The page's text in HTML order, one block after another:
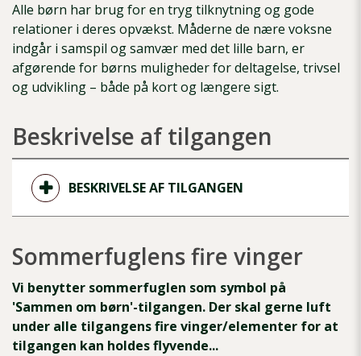
Alle børn har brug for en tryg tilknytning og gode
relationer i deres opvækst. Måderne de nære voksne
indgår i samspil og samvær med det lille barn, er
afgørende for børns muligheder for deltagelse, trivsel
og udvikling – både på kort og længere sigt.
Beskrivelse af tilgangen
BESKRIVELSE AF TILGANGEN
Sommerfuglens fire vinger
Vi benytter sommerfuglen som symbol på
'Sammen om børn'-tilgangen. Der skal gerne luft
under alle tilgangens fire vinger/elementer for at
tilgangen kan holdes flyvende...